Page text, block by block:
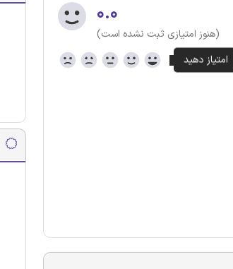
۰.۰
(هنوز امتیازی ثبت نشده است)